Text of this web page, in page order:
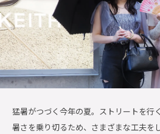
猛暑がつづく今年の夏。ストリートを行
暑さを乗り切るため、さまざまな工夫を